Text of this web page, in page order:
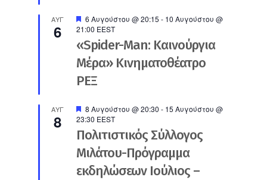
ΑΥΓ
6
Προτεινόμενο
6 Αυγούστου @ 20:15 - 10 Αυγούστου @
21:00 EEST
«Spider-Man: Καινούργια
Μέρα» Κινηματοθέατρο
ΡΕΞ
ΑΥΓ
8
Προτεινόμενο
8 Αυγούστου @ 20:30 - 15 Αυγούστου @
23:30 EEST
Πολιτιστικός Σύλλογος
Μιλάτου-Πρόγραμμα
εκδηλώσεων Ιούλιος –